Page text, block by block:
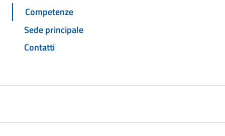
Competenze
Sede principale
Contatti